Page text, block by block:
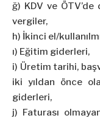
ğ) KDV ve
vergiler,
h) İkinci el/
ı) Eğitim giderleri,
i) Üretim tarihi,
iki yıldan önce
giderleri,
j) Faturası